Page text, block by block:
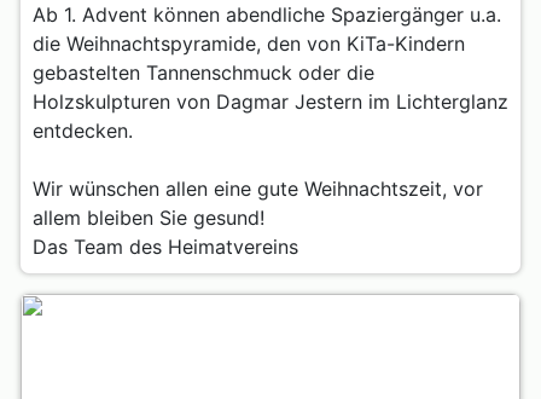
Ab 1. Advent können abendliche Spaziergänger u.a.
die Weihnachtspyramide, den von KiTa-Kindern
gebastelten Tannenschmuck oder die
Holzskulpturen von Dagmar Jestern im Lichterglanz
entdecken.
Wir wünschen allen eine gute Weihnachtszeit, vor
allem bleiben Sie gesund!
Das Team des Heimatvereins